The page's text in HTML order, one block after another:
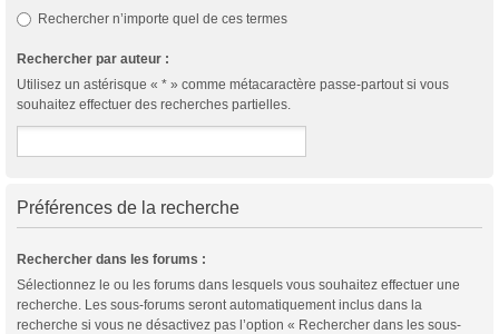
Rechercher n’importe quel de ces termes
Rechercher par auteur :
Utilisez un astérisque « * » comme métacaractère passe-partout si vous
souhaitez effectuer des recherches partielles.
Préférences de la recherche
Rechercher dans les forums :
Sélectionnez le ou les forums dans lesquels vous souhaitez effectuer une
recherche. Les sous-forums seront automatiquement inclus dans la
recherche si vous ne désactivez pas l’option « Rechercher dans les sous-